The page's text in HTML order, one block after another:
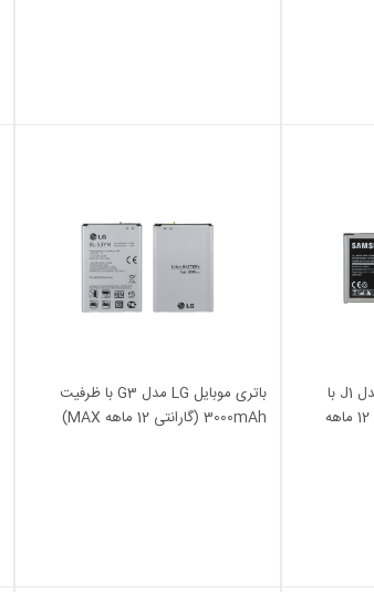
باتری موبایل Samsung مدل J1 با
ظرفیت 1850mAh (گارانتی 12 ماهه
باتری موبایل LG مدل G3 با ظرفیت
3000mAh (گارانتی 12 ماهه MAX)